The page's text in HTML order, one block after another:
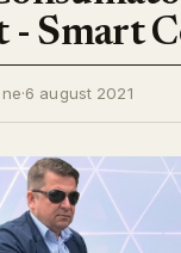
Smart
·6 august 2021